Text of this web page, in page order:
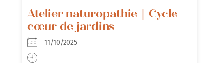
Atelier naturopathie｜Cycle
cœur de jardins
11/10/2025